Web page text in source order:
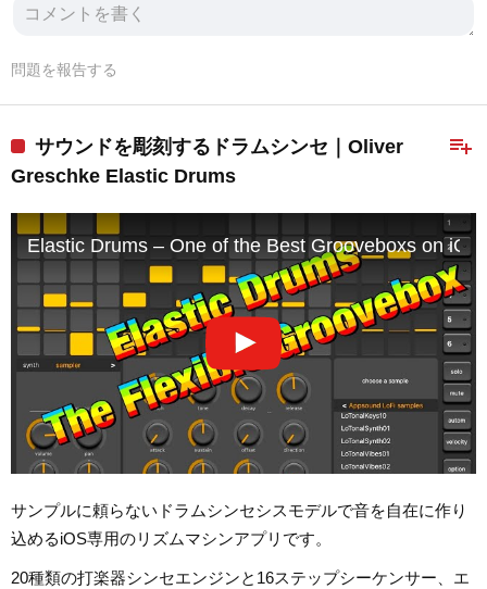
問題を報告する
playlist_add
サウンドを彫刻するドラムシンセ｜Oliver
Greschke Elastic Drums
Elastic Drums – One of the Best Grooveboxs on
サンプルに頼らないドラムシンセシスモデルで音を自在に作り
込めるiOS専用のリズムマシンアプリです。
20種類の打楽器シンセエンジンと16ステップシーケンサー、エ